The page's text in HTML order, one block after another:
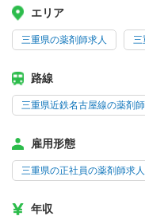
エリア
三重県の薬剤師求人 三
路線
三重県近鉄名古屋線の薬剤
雇用形態
三重県の正社員の薬剤師求人
年収